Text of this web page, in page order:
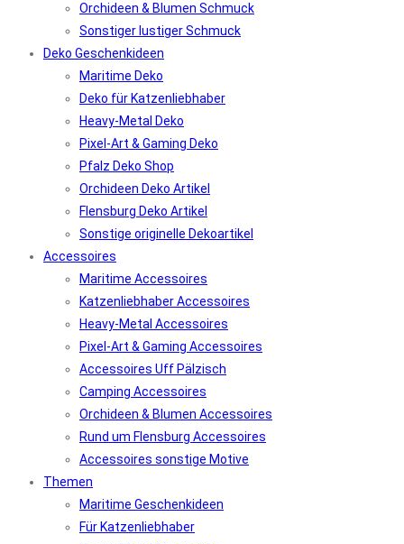
Orchideen & Blumen Schmuck
Sonstiger lustiger Schmuck
Deko Geschenkideen
Maritime Deko
Deko für Katzenliebhaber
Heavy-Metal Deko
Pixel-Art & Gaming Deko
Pfalz Deko Shop
Orchideen Deko Artikel
Flensburg Deko Artikel
Sonstige originelle Dekoartikel
Accessoires
Maritime Accessoires
Katzenliebhaber Accessoires
Heavy-Metal Accessoires
Pixel-Art & Gaming Accessoires
Accessoires Uff Pälzisch
Camping Accessoires
Orchideen & Blumen Accessoires
Rund um Flensburg Accessoires
Accessoires sonstige Motive
Themen
Maritime Geschenkideen
Für Katzenliebhaber